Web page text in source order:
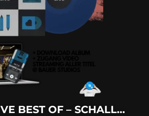
DKEB LIVE BEST OF – SCHALLPLATTE